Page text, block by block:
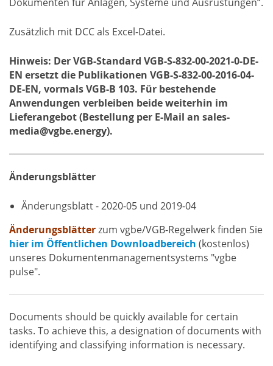
Zusätzlich mit DCC als Excel-Datei.
Hinweis: Der VGB-Standard VGB-S-832-00-2021-0-DE-
EN ersetzt die Publikationen VGB-S-832-00-2016-04-
DE-EN, vormals VGB-B 103. Für bestehende
Anwendungen verbleiben beide weiterhin im
Lieferangebot (Bestellung per E-Mail an sales-
media@vgbe.energy).
Änderungsblätter
Änderungsblatt - 2020-05 und 2019-04
Änderungsblätterzum vgbe/VGB-Regelwerk finden Sie
hier im Öffentlichen Downloadbereich (kostenlos)
unseres Dokumentenmanagementsystems "vgbe
pulse".
Documents should be quickly available for certain
tasks. To achieve this, a designation of documents with
identifying and classifying information is necessary.